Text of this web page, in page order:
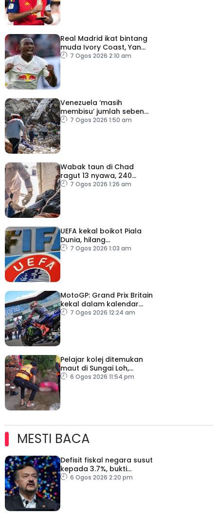
Real Madrid ikat bintang
muda Ivory Coast, Yan
Diomande
7 Ogos 2026 2:10 am
Venezuela ‘masih
membisu’ jumlah sebenar
mangsa hilang dalam
7 Ogos 2026 1:50 am
Wabak taun di Chad
ragut 13 nyawa, 240
dijangkiti
7 Ogos 2026 1:26 am
UEFA kekal boikot Piala
Dunia, hilang
kepercayaan kepada
7 Ogos 2026 1:03 am
MotoGP: Grand Prix Britain
kekal dalam kalendar
hingga 2028
7 Ogos 2026 12:24 am
Pelajar kolej ditemukan
maut di Sungai Loh,
Dungun
6 Ogos 2026 11:54 pm
MESTI BACA
Defisit fiskal negara susut
kepada 3.7%, bukti
keyakinan pelabur masih
6 Ogos 2026 2:20 pm